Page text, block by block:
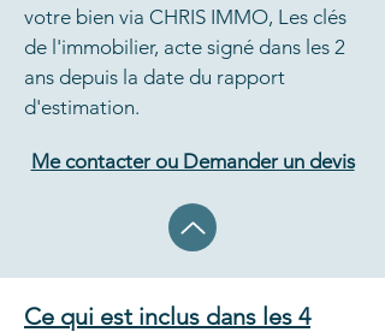
votre bien via CHRIS IMMO, Les clés
de l'immobilier, acte signé dans les 2
ans depuis la date du rapport
d'estimation.
Me contacter ou Demander un devis
Ce qui est inclus dans les 4